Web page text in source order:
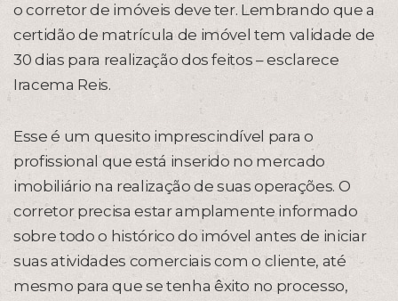
o corretor de imóveis deve ter. Lembrando que a
certidão de matrícula de imóvel tem validade de
30 dias para realização dos feitos – esclarece
Iracema Reis.
Esse é um quesito imprescindível para o
profissional que está inserido no mercado
imobiliário na realização de suas operações. O
corretor precisa estar amplamente informado
sobre todo o histórico do imóvel antes de iniciar
suas atividades comerciais com o cliente, até
mesmo para que se tenha êxito no processo,